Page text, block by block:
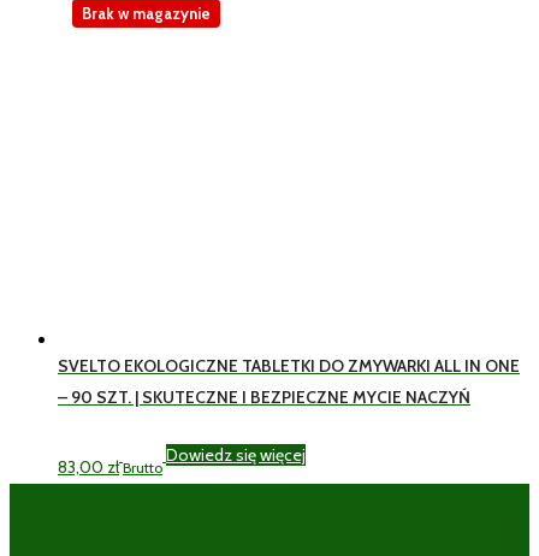
SVELTO EKOLOGICZNE TABLETKI DO ZMYWARKI ALL IN ONE
– 90 SZT. | SKUTECZNE I BEZPIECZNE MYCIE NACZYŃ
83,00 zł Brutto
Dowiedz się więcej
Brak w magazynie